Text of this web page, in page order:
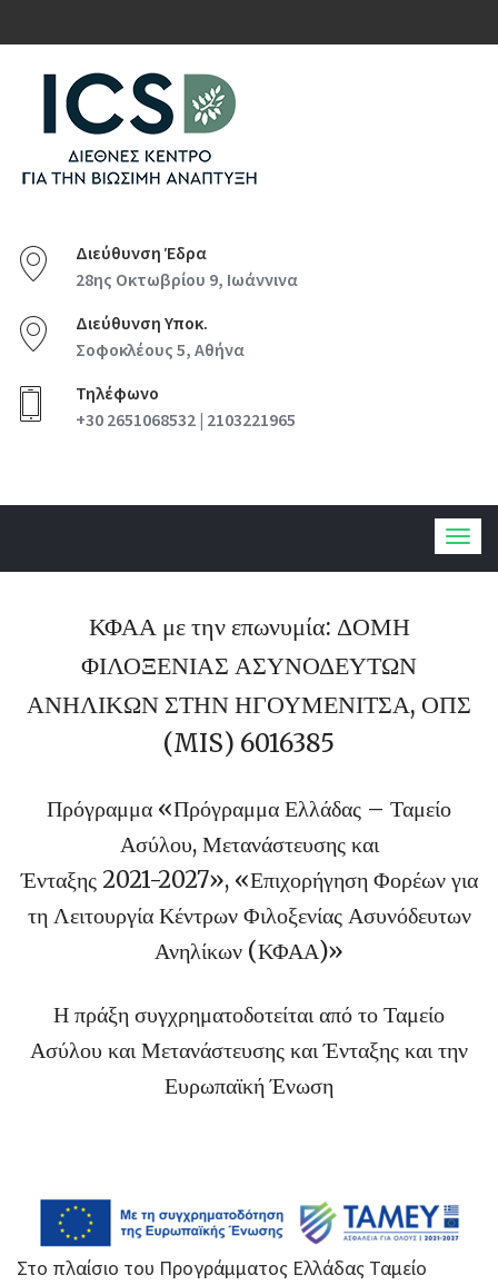
Διεύθυνση Έδρα
28ης Οκτωβρίου 9, Ιωάννινα
Διεύθυνση Υποκ.
Σοφοκλέους 5, Αθήνα
Τηλέφωνο
+30 2651068532 | 2103221965
ΚΦΑΑ με την επωνυμία: ΔΟΜΗ
ΦΙΛΟΞΕΝΙΑΣ ΑΣΥΝΟΔΕΥΤΩΝ
ΑΝΗΛΙΚΩΝ ΣΤΗΝ ΗΓΟΥΜΕΝΙΤΣΑ, ΟΠΣ
(MIS) 6016385
Πρόγραμμα «Πρόγραμμα Ελλάδας – Ταμείο
Ασύλου, Μετανάστευσης και
Ένταξης 2021-2027», «Επιχορήγηση Φορέων για
τη Λειτουργία Κέντρων Φιλοξενίας Ασυνόδευτων
Ανηλίκων (ΚΦΑΑ)»
Η πράξη συγχρηματοδοτείται από το Ταμείο
Ασύλου και Μετανάστευσης και Ένταξης και την
Ευρωπαϊκή Ένωση
Στο πλαίσιο του Προγράμματος Ελλάδας Ταμείο